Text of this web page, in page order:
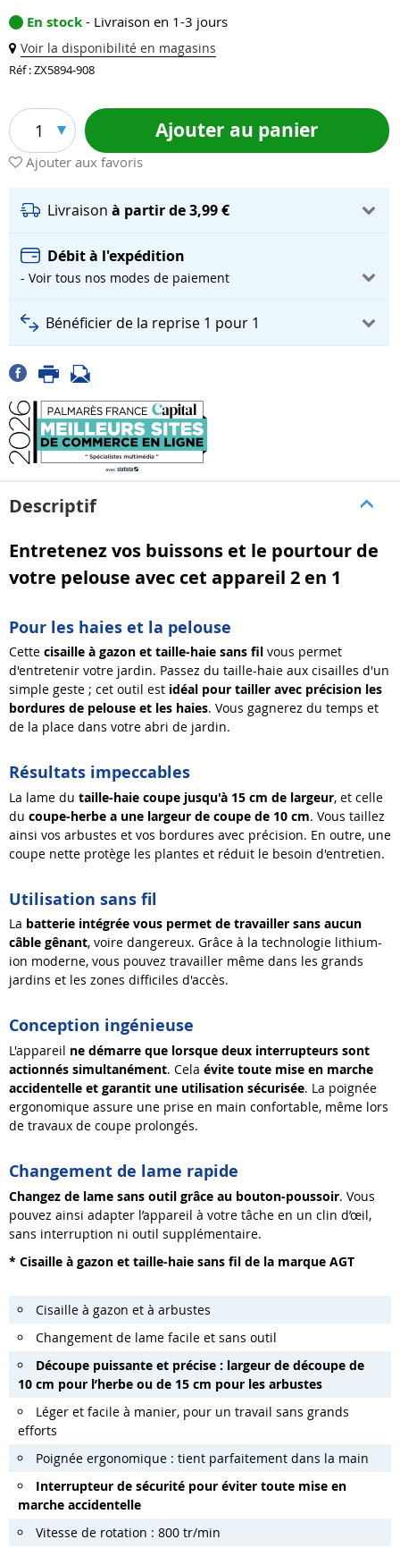
En stock - Livraison en 1-3 jours
Voir la disponibilité en magasins
Réf : ZX5894-908
1 Ajouter au panier
Ajouter aux favoris
Livraison à partir de 3,99 €
Débit à l'expédition
- Voir tous nos modes de paiement
Bénéficier de la reprise 1 pour 1
Descriptif
Entretenez vos buissons et le pourtour de
votre pelouse avec cet appareil 2 en 1
Pour les haies et la pelouse
Cette cisaille à gazon et taille-haie sans fil vous permet
d'entretenir votre jardin. Passez du taille-haie aux cisailles d'un
simple geste ; cet outil est idéal pour tailler avec précision les
bordures de pelouse et les haies. Vous gagnerez du temps et
de la place dans votre abri de jardin.
Résultats impeccables
La lame du taille-haie coupe jusqu'à 15 cm de largeur, et celle
du coupe-herbe a une largeur de coupe de 10 cm. Vous taillez
ainsi vos arbustes et vos bordures avec précision. En outre, une
coupe nette protège les plantes et réduit le besoin d'entretien.
Utilisation sans fil
La batterie intégrée vous permet de travailler sans aucun
câble gênant, voire dangereux. Grâce à la technologie lithium-
ion moderne, vous pouvez travailler même dans les grands
jardins et les zones difficiles d'accès.
Conception ingénieuse
L'appareil ne démarre que lorsque deux interrupteurs sont
actionnés simultanément. Cela évite toute mise en marche
accidentelle et garantit une utilisation sécurisée. La poignée
ergonomique assure une prise en main confortable, même lors
de travaux de coupe prolongés.
Changement de lame rapide
Changez de lame sans outil grâce au bouton-poussoir. Vous
pouvez ainsi adapter l’appareil à votre tâche en un clin d’œil,
sans interruption ni outil supplémentaire.
* Cisaille à gazon et taille-haie sans fil de la marque AGT
Cisaille à gazon et à arbustes
Changement de lame facile et sans outil
Découpe puissante et précise : largeur de découpe de
10 cm pour l’herbe ou de 15 cm pour les arbustes
Léger et facile à manier, pour un travail sans grands
efforts
Poignée ergonomique : tient parfaitement dans la main
Interrupteur de sécurité pour éviter toute mise en
marche accidentelle
Vitesse de rotation : 800 tr/min